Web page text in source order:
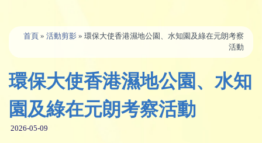
首頁 » 活動剪影 » 環保大使香港濕地公園、水知園及綠在元朗考察
活動
環保大使香港濕地公園、水知
園及綠在元朗考察活動
2026-05-09